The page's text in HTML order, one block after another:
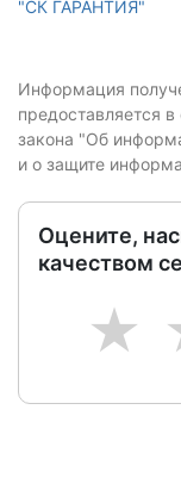
"СК ГАРАНТИЯ"
Информация
предоставляется
закона "Об
и о защите
Оцените,
качеством
1